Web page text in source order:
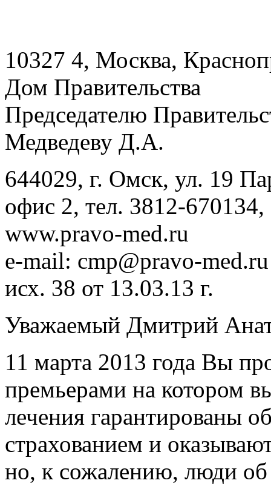
10327 4, Москва,
Дом Правительства
Председателю
Медведеву Д.А.
644029, г. Омск, ул. 19
офис 2, тел. 3812-
www.pravo-med.ru
e-mail: cmp@pravo-med.ru
исх. 38 от 13.03.13 г.
Уважаемый Дмитрий
11 марта 2013 года Вы
премьерами на котором
лечения гарантированы
страхованием и
но, к сожалению, люди об